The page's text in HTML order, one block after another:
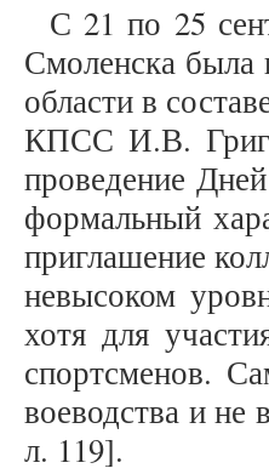
С 21 по 25
Смоленска была
области в
КПСС И.В.
проведение
формальный
приглашение
невысоком
хотя для
спортсменов.
воеводства и
л. 119].